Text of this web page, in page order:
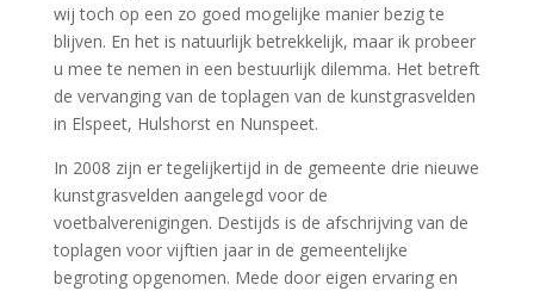
wij toch op een zo goed mogelijke manier bezig te
blijven. En het is natuurlijk betrekkelijk, maar ik probeer
u mee te nemen in een bestuurlijk dilemma. Het betreft
de vervanging van de toplagen van de kunstgrasvelden
in Elspeet, Hulshorst en Nunspeet.
In 2008 zijn er tegelijkertijd in de gemeente drie nieuwe
kunstgrasvelden aangelegd voor de
voetbalverenigingen. Destijds is de afschrijving van de
toplagen voor vijftien jaar in de gemeentelijke
begroting opgenomen. Mede door eigen ervaring en